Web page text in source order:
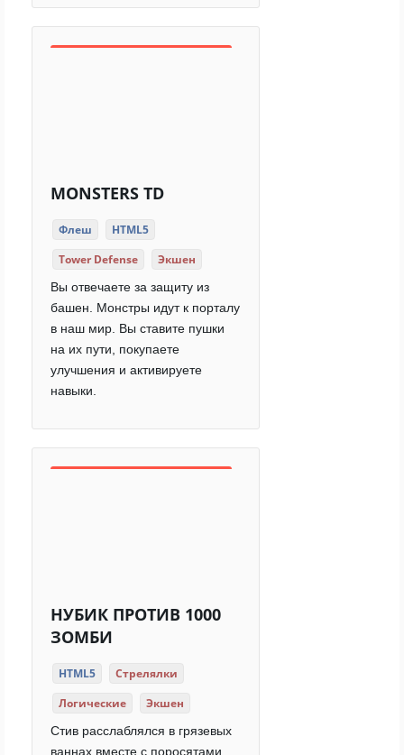
MONSTERS TD
Флеш
HTML5
Tower Defense
Экшен
Вы отвечаете за защиту из
башен. Монстры идут к порталу
в наш мир. Вы ставите пушки
на их пути, покупаете
улучшения и активируете
навыки.
НУБИК ПРОТИВ 1000
ЗОМБИ
HTML5
Стрелялки
Логические
Экшен
Стив расслаблялся в грязевых
ваннах вместе с поросятами,